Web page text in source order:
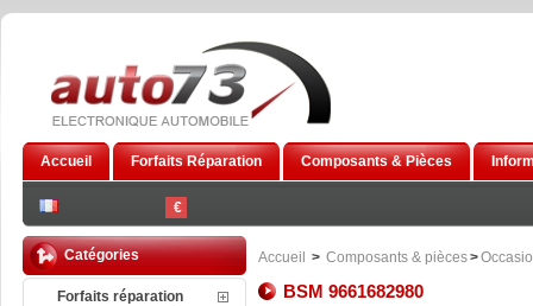
€
Accueil Forfaits Réparation Composants & Pièces
Catégories
Forfaits réparation
Accueil > Composants & pièces>
BSM 9661682980